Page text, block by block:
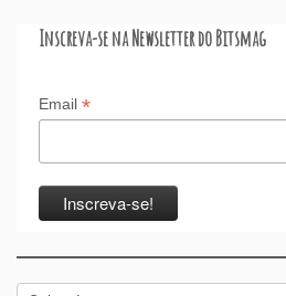
Inscreva-se na Newsletter do Bitsmag
Email *